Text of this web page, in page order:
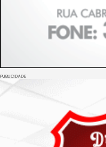
PUBLICIDADE